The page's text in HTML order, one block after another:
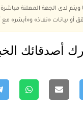
ويتم لدى الجهة المعلنة
أو بيانات «نفاذ» و«أبشر» مع
أصدقائك